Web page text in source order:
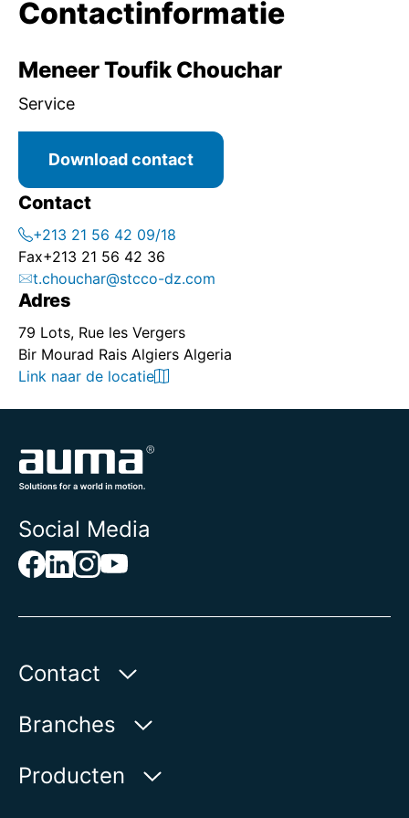
Contactinformatie
Meneer Toufik Chouchar
Service
Download contact
Contact
+213 21 56 42 09/18
Fax+213 21 56 42 36
t.chouchar@stcco-dz.com
Adres
79 Lots, Rue les Vergers
Bir Mourad Rais Algiers Algeria
Link naar de locatie
Social Media
Contact
AUMA Benelux B.V.
2314 XT Leiden | Nederland
Branches
Water
Producten